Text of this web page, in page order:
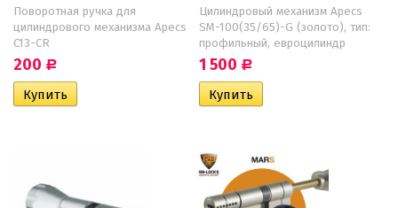
Поворотная ручка для
цилиндрового механизма Apecs
C13-CR
200 Р
Цилиндровый механизм Apecs
SM-100(35/65)-G (золото), тип:
профильный, евроцилиндр
1 500 Р